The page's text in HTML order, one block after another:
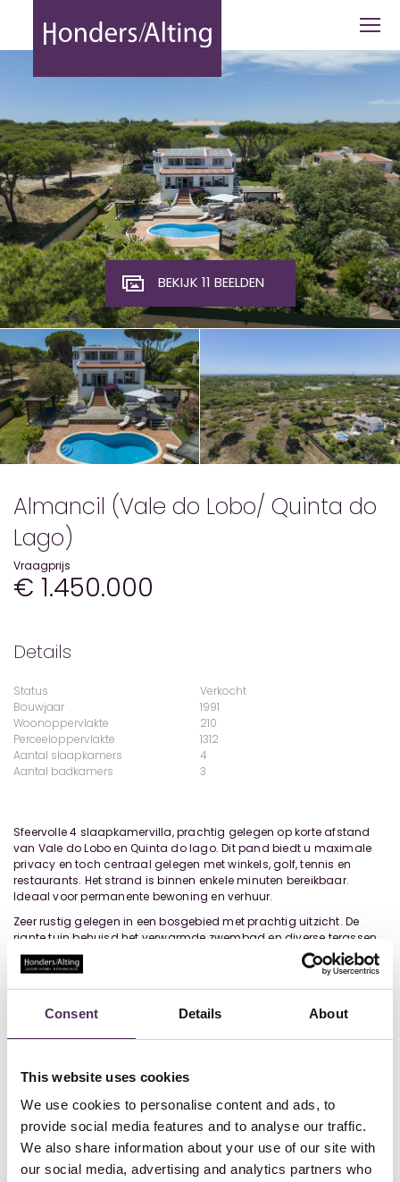
Consent Details About
This website uses cookies
We use cookies to personalise content and ads, to
provide social media features and to analyse our traffic.
We also share information about your use of our site with
our social media, advertising and analytics partners who
Almancil (Vale do Lobo/ Quinta do
BEKIJK 11 BEELDEN
Almancil (Vale do Lobo/ Quinta do
Lago)
Vraagprijs
€ 1.450.000
Sfeervolle 4 slaapkamervilla, prachtig gelegen op korte afstand
van Vale do Lobo en Quinta do lago. Dit pand biedt u maximale
privacy en toch centraal gelegen met winkels, golf, tennis en
restaurants. Het strand is binnen enkele minuten bereikbaar.
Ideaal voor permanente bewoning en verhuur.
Zeer rustig gelegen in een bosgebied met prachtig uitzicht. De
riante tuin behuisd het verwarmde zwembad en diverse terassen
voor de vele zonnige dagen die deze regio biedt. De villa is in de
afgelopen jaren gerenoveerd een is daarmee comfortabel in alle
seizoenen.
Op de begane grond vindt u de royale living, met uitzicht op de
moderne en compleet uitgeruste keuken met waskamer en twee
slaapkamer met eigen badkamer en kleedkamer. Alles met het
Het pand is onder andere uitgerust met:
Airconditioning, vloerverwarming in de woonkamer en master
suite, centrale verwarming, zonnepanelen, eigen waterbron, dubbel
glas, horren, open haard, alarm en carport.
Details
Status
Verkocht
Bouwjaar
1991
Woonoppervlakte
210
Perceeloppervlakte
1312
Aantal slaapkamers
4
Aantal badkamers
3